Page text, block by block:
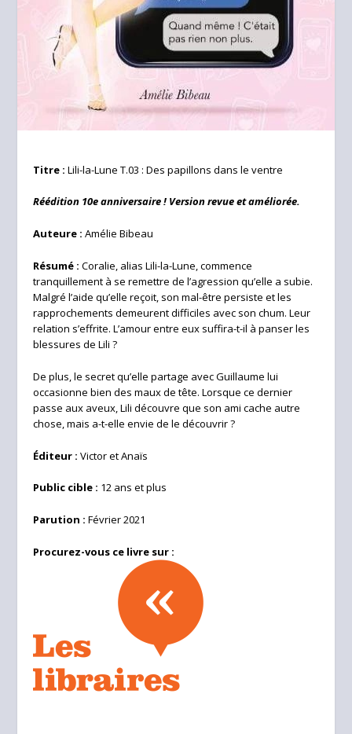
Titre : Lili-la-Lune T.03 : Des papillons dans le ventre
Réédition 10e anniversaire ! Version revue et améliorée.
Auteure : Amélie Bibeau
Résumé : Coralie, alias Lili-la-Lune, commence
tranquillement à se remettre de l’agression qu’elle a subie.
Malgré l’aide qu’elle reçoit, son mal-être persiste et les
rapprochements demeurent difficiles avec son chum. Leur
relation s’effrite. L’amour entre eux suffira-t-il à panser les
blessures de Lili ?
De plus, le secret qu’elle partage avec Guillaume lui
occasionne bien des maux de tête. Lorsque ce dernier
passe aux aveux, Lili découvre que son ami cache autre
chose, mais a-t-elle envie de le découvrir ?
Éditeur : Victor et Anaïs
Public cible : 12 ans et plus
Parution : Février 2021
Procurez-vous ce livre sur :